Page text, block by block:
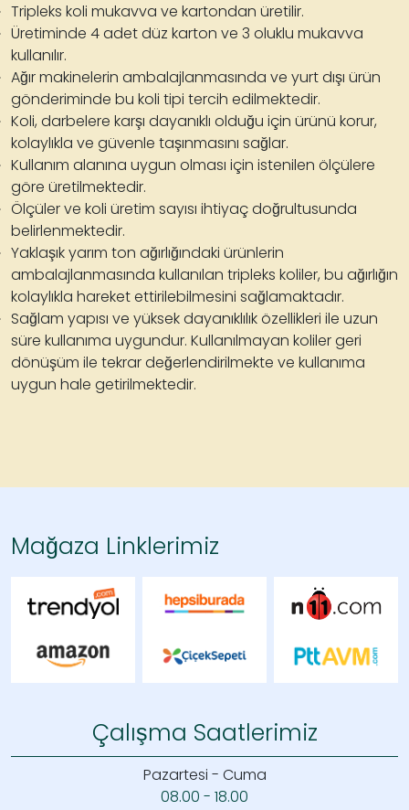
Tripleks koli mukavva ve kartondan üretilir.
Üretiminde 4 adet düz karton ve 3 oluklu mukavva
kullanılır.
Ağır makinelerin ambalajlanmasında ve yurt dışı ürün
gönderiminde bu koli tipi tercih edilmektedir.
Koli, darbelere karşı dayanıklı olduğu için ürünü korur,
kolaylıkla ve güvenle taşınmasını sağlar.
Kullanım alanına uygun olması için istenilen ölçülere
göre üretilmektedir.
Ölçüler ve koli üretim sayısı ihtiyaç doğrultusunda
belirlenmektedir.
Yaklaşık yarım ton ağırlığındaki ürünlerin
ambalajlanmasında kullanılan tripleks koliler, bu ağırlığın
kolaylıkla hareket ettirilebilmesini sağlamaktadır.
Sağlam yapısı ve yüksek dayanıklılık özellikleri ile uzun
süre kullanıma uygundur. Kullanılmayan koliler geri
dönüşüm ile tekrar değerlendirilmekte ve kullanıma
uygun hale getirilmektedir.
Mağaza Linklerimiz
Çalışma Saatlerimiz
Pazartesi - Cuma
08.00 - 18.00